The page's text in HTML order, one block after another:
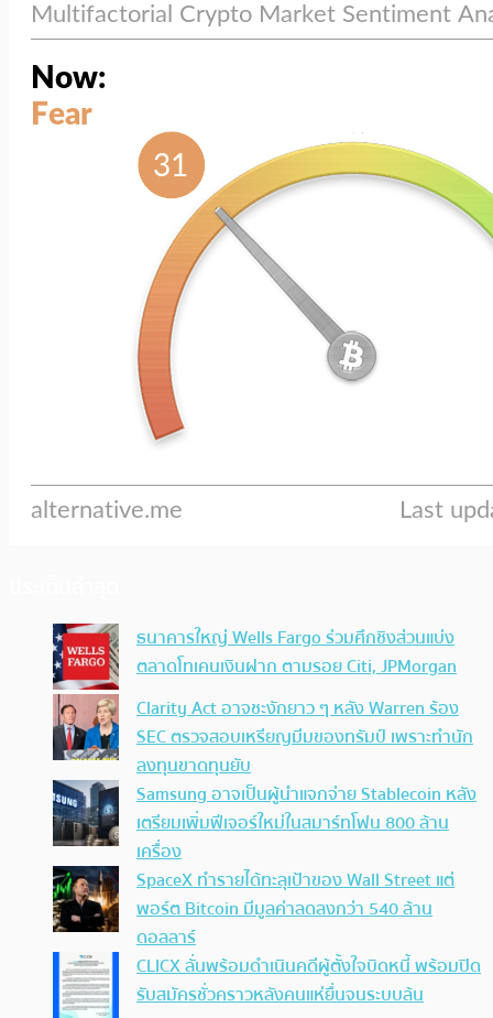
ธนาคารใหญ่ Wells Fargo ร่วมศึกชิงส่วนแบ่ง
ตลาดโทเคนเงินฝาก ตามรอย Citi, JPMorgan
Clarity Act อาจชะงักยาว ๆ หลัง Warren ร้อง
SEC ตรวจสอบเหรียญมีมของทรัมป์ เพราะทำนัก
ลงทุนขาดทุนยับ
Samsung อาจเป็นผู้นำแจกจ่าย Stablecoin หลัง
เตรียมเพิ่มฟีเจอร์ใหม่ในสมาร์ทโฟน 800 ล้าน
เครื่อง
SpaceX ทำรายได้ทะลุเป้าของ Wall Street แต่
พอร์ต Bitcoin มีมูลค่าลดลงกว่า 540 ล้าน
ดอลลาร์
CLICX ลั่นพร้อมดำเนินคดีผู้ตั้งใจบิดหนี้ พร้อมปิด
รับสมัครชั่วคราวหลังคนแห่ยื่นจนระบบล้น